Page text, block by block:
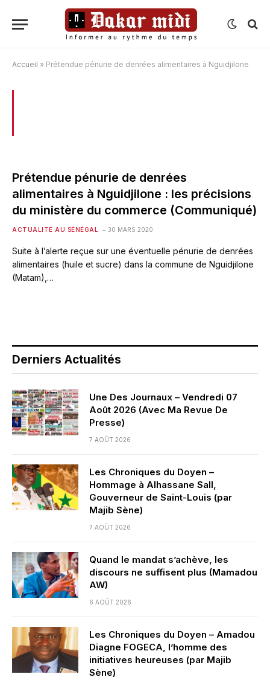
Accueil » Prétendue pénurie de denrées alimentaires à Nguidjilone
Prétendue pénurie de denrées
alimentaires à Nguidjilone : les précisions
du ministère du commerce (Communiqué)
ACTUALITÉ AU SÉNÉGAL 30 MARS 2020
Suite à l’alerte reçue sur une éventuelle pénurie de denrées
alimentaires (huile et sucre) dans la commune de Nguidjilone
(Matam),…
Derniers Actualités
Une Des Journaux – Vendredi 07
Août 2026 (Avec Ma Revue De
Presse)
7 AOÛT 2026
Les Chroniques du Doyen –
Hommage à Alhassane Sall,
Gouverneur de Saint-Louis (par
Majib Sène)
7 AOÛT 2026
Quand le mandat s’achève, les
discours ne suffisent plus (Mamadou
AW)
6 AOÛT 2026
Les Chroniques du Doyen – Amadou
Diagne FOGECA, l’homme des
initiatives heureuses (par Majib
Sène)